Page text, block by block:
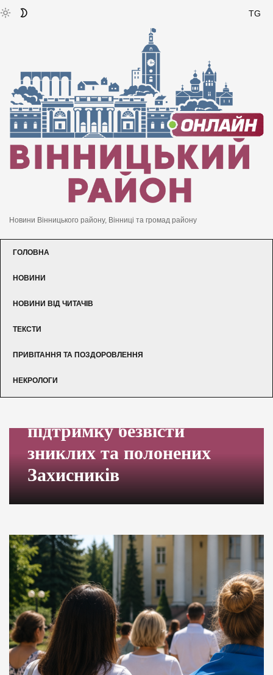
TG
Новини Вінницького району, Вінниці та громад району
ГОЛОВНА
НОВИНИ
НОВИНИ ВІД ЧИТАЧІВ
ТЕКСТИ
ПРИВІТАННЯ ТА ПОЗДОРОВЛЕННЯ
НЕКРОЛОГИ
підтримку безвісти
зниклих та полонених
Захисників